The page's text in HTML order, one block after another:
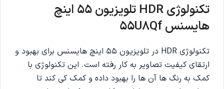
تکنولوژیHDR
تلویزیون 55 اینچ
هایسنس 55U8Qf
تکنولوژی HDR در تلویزیون 55 اینچ هایسنس برای بهبود و
ارتقای کیفیت تصاویر به کار رفته است. این تکنولوژی با
کمک به رنگ ها آن ها را بهبود داده و کمک کی کند تا